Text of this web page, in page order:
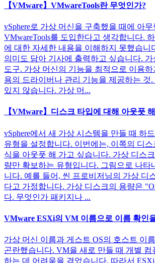
【VMware】VMwareTools란 무엇인가?
vSphere로 가상 머신을 구축했을 때에 아무
VMwareTools를 도입한다고 생각합니다.
에 대한 자세한 내용을 이해하지 못했습니
의미도 담아 기사에 출력하고 싶습니다.
도구. 가상 머신의 기능을 최적으로 이용하
용의 드라이버나 관리 기능을 제공하는
있지 않습니다. 가상 머...
【VMware】디스크 타입에 대해 아웃풋
vSphere에서 새 가상 시스템을 만들 때 하
유형을 설정합니다. 이번에는, 이쪽의 디스
식을 아웃풋 해 가고 싶습니다. 가상 디스
량만 확보하는 유형입니다. 그림으로 나타
니다. 예를 들어, 씬 프로비저닝의 가상 디
다고 가정합니다. 가상 디스크의 용량은
다. 무엇인가 패키지나 ...
VMware ESXi의 VM 이름으로 이름 확인
가상 머신 이름과 게스트 OS의 호스트 이
곤란했습니다. VM을 새로 만들 때 개별 컴
하는 데 어려움을 겪었습니다. 따라서 ESXi